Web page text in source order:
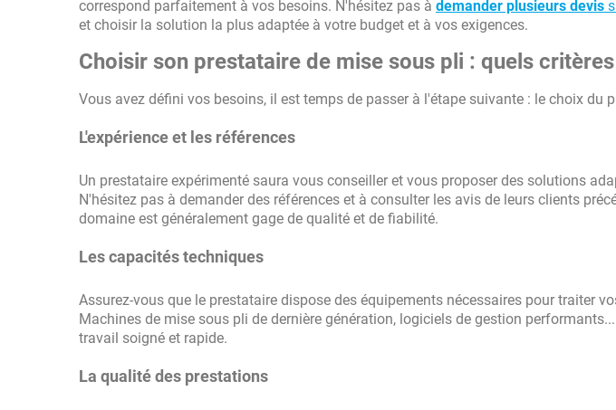
correspond parfaitement à vos besoins. N'hésitez pas à demander plusieurs devis
et choisir la solution la plus adaptée à votre budget et à vos exigences.
Choisir son prestataire de mise sous pli : quels
Vous avez défini vos besoins, il est temps de passer à l'étape suivante : le choix du
L'expérience et les références
Un prestataire expérimenté saura vous conseiller et vous proposer des solutions
N'hésitez pas à demander des références et à consulter les avis de leurs clients
domaine est généralement gage de qualité et de fiabilité.
Les capacités techniques
Assurez-vous que le prestataire dispose des équipements nécessaires pour traiter
Machines de mise sous pli de dernière génération, logiciels de gestion
travail soigné et rapide.
La qualité des prestations